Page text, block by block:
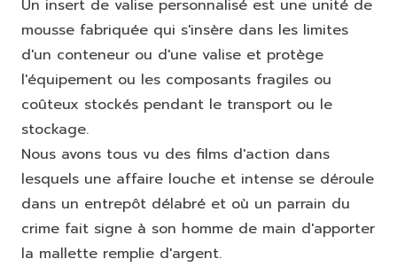
Un insert de valise personnalisé est une unité de
mousse fabriquée qui s'insère dans les limites
d'un conteneur ou d'une valise et protège
l'équipement ou les composants fragiles ou
coûteux stockés pendant le transport ou le
stockage.
Nous avons tous vu des films d'action dans
lesquels une affaire louche et intense se déroule
dans un entrepôt délabré et où un parrain du
crime fait signe à son homme de main d'apporter
la mallette remplie d'argent.